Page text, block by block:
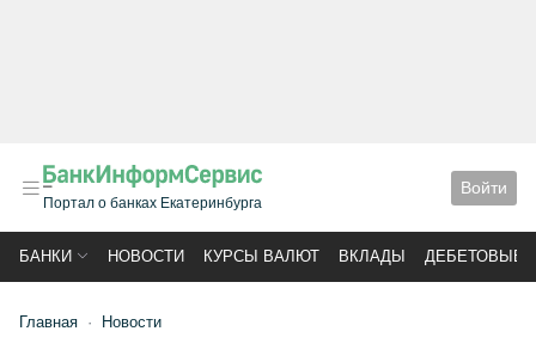
Портал о банках Екатеринбурга
Войти
БАНКИ НОВОСТИ КУРСЫ ВАЛЮТ ВКЛАДЫ ДЕБЕТОВЫЕ
Главная Новости